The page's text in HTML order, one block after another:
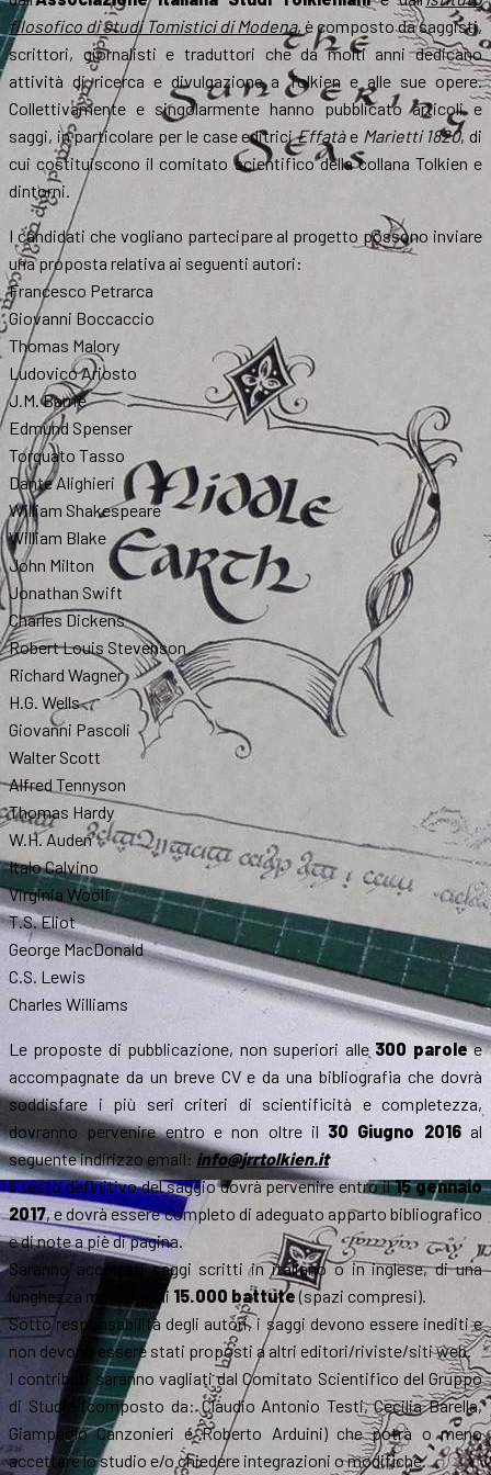
filosofico di studi Tomistici di Modena, è composto da saggisti,
scrittori, giornalisti e traduttori che da molti anni dedicano
attività di ricerca e divulgazione a Tolkien e alle sue opere.
Collettivamente e singolarmente hanno pubblicato articoli e
saggi, in particolare per le case editriciEffatàe Marietti 1820, di
cui costituiscono il comitato scientifico della collana Tolkien e
dintorni.
I candidati che vogliano partecipare al progetto possono inviare
una proposta relativa ai seguenti autori:
Francesco Petrarca
Giovanni Boccaccio
Thomas Malory
Ludovico Ariosto
J.M. Barrie
Edmund Spenser
Torquato Tasso
Dante Alighieri
William Shakespeare
William Blake
John Milton
Jonathan Swift
Charles Dickens
Robert Louis Stevenson
Richard Wagner
H.G. Wells
Giovanni Pascoli
Walter Scott
Alfred Tennyson
Thomas Hardy
W.H. Auden
Italo Calvino
Virginia Woolf
T.S. Eliot
George MacDonald
C.S. Lewis
Charles Williams
Le proposte di pubblicazione, non superiori alle 300 parolee
accompagnate da un breve CV e da una bibliografia che dovrà
soddisfare i più seri criteri di scientificità e completezza,
dovranno pervenire entro e non oltre il 30 Giugno 2016al
seguente indirizzo email: info@jrrtolkien.it
Il testo definitivo del saggio dovrà pervenire entro il15 gennaio
2017, e dovrà essere completo di adeguato apparto bibliografico
e di note a piè di pagina.
Saranno accettati saggi scritti in italiano o in inglese, di una
lunghezza massima di15.000 battute(spazi compresi).
Sotto responsabilità degli autori, i saggi devono essere inediti e
non devono essere stati proposti a altri editori/riviste/siti web.
I contributi saranno vagliati dal Comitato Scientifico del Gruppo
di Studio (composto da: Claudio Antonio Testi, Cecilia Barella,
Giampaolo Canzonieri e Roberto Arduini) che potrà o meno
accettare lo studio e/o chiedere integrazioni o modifiche.